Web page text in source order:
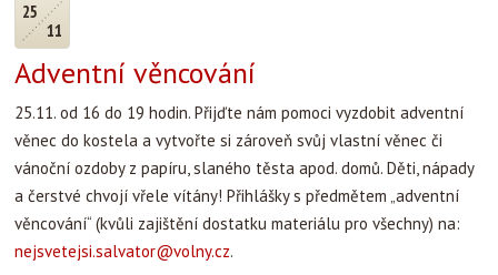
25
11
Adventní věncování
25.11. od 16 do 19 hodin. Přijďte nám pomoci vyzdobit adventní
věnec do kostela a vytvořte si zároveň svůj vlastní věnec či
vánoční ozdoby z papíru, slaného těsta apod. domů. Děti, nápady
a čerstvé chvojí vřele vítány! Přihlášky s předmětem „adventní
věncování“ (kvůli zajištění dostatku materiálu pro všechny) na:
nejsvetejsi.salvator@volny.cz.